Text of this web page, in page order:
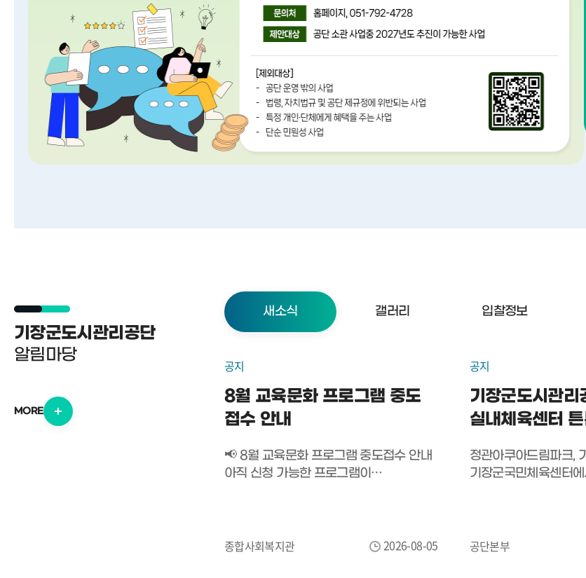
기장군도시관리공단
알림마당
새소식 갤러리 입찰정보
공지
8월 교육문화 프로그램 중도
접수 안내
📢 8월 교육문화 프로그램 중도접수 안내
아직 신청 가능한 프로그램이
접수만 가능합니다. ✔ 선착순 접수로 잔여
종합사회복지관 2026-08-05
공지
기장군도시관리
실내체육센터
정관아쿠아드림파크,
기장군국민체육센터
튼튼머니로 전환한 후
공단본부
MORE